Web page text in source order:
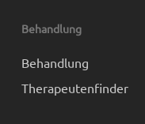
Behandlung
Behandlung
Therapeutenfinder